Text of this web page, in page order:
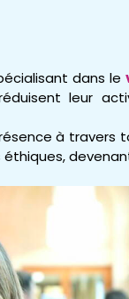
dans le
leur
à
éthiques,